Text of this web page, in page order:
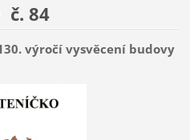
č. 84
výročí vysvěcení budovy